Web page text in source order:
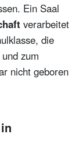
Ein Saal
verarbeitet
die
zum
nicht geboren